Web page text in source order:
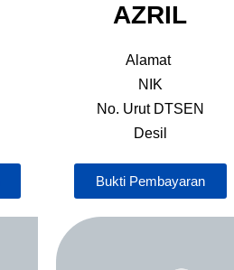
AZRIL
Alamat
NIK
No. Urut DTSEN
Desil
Bukti Pembayaran